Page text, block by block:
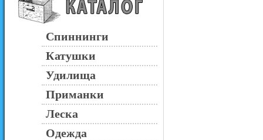
Спиннинги
Катушки
Удилища
Приманки
Леска
Одежда